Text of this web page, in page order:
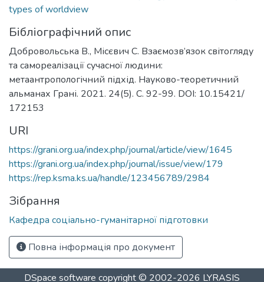
types of worldview
Бібліографічний опис
Добровольська В., Місєвич С. Взаємозв’язок світогляду
та самореалізації сучасної людини:
метаантропологічний підхід. Науково-теоретичний
альманах Грані. 2021. 24(5). С. 92-99. DOI: 10.15421/
172153
URI
https://grani.org.ua/index.php/journal/article/view/1645
https://grani.org.ua/index.php/journal/issue/view/179
https://rep.ksma.ks.ua/handle/123456789/2984
Зібрання
Кафедра соціально-гуманітарної підготовки
Повна інформація про документ
DSpace software copyright © 2002-2026 LYRASIS